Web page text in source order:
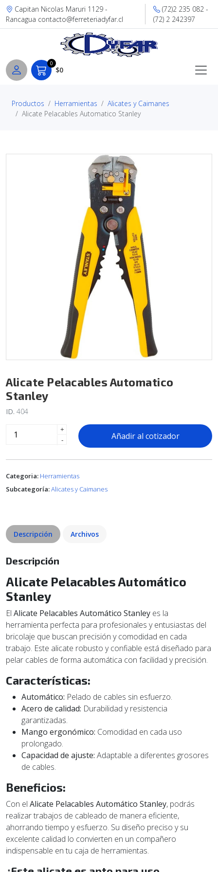
Capitan Nicolas Maruri 1129 -
Rancagua contacto@ferreteriadyfar.cl
(72)2 235 082 -
(72) 2 242397
0
$0
Productos Herramientas
Alicates y Caimanes
Alicate Pelacables Automatico Stanley
Alicate Pelacables Automatico
Stanley
ID. 404
+
-
Añadir al cotizador
Categoria: Herramientas
Subcategoría:Alicates y Caimanes
Descripción Archivos
Descripción
Alicate Pelacables Automático
Stanley
El Alicate Pelacables Automático Stanley es la
herramienta perfecta para profesionales y entusiastas del
bricolaje que buscan precisión y comodidad en cada
trabajo. Este alicate robusto y confiable está diseñado para
pelar cables de forma automática con facilidad y precisión.
Características:
Automático: Pelado de cables sin esfuerzo.
Acero de calidad: Durabilidad y resistencia
garantizadas.
Mango ergonómico: Comodidad en cada uso
prolongado.
Capacidad de ajuste: Adaptable a diferentes grosores
de cables.
Beneficios:
Con el Alicate Pelacables Automático Stanley, podrás
realizar trabajos de cableado de manera eficiente,
ahorrando tiempo y esfuerzo. Su diseño preciso y su
excelente calidad lo convierten en un compañero
indispensable en tu caja de herramientas.